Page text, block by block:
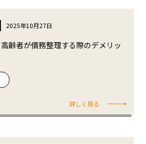
2025年10月27日
齢者が債務整理する際のデメリッ
詳しく見る